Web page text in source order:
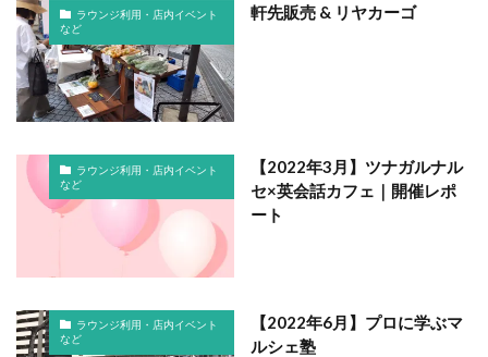
ラウンジ利用・店内イベント
など
軒先販売 & リヤカーゴ
ラウンジ利用・店内イベント
など
【2022年3月】ツナガルナル
セ×英会話カフェ｜開催レポ
ート
ラウンジ利用・店内イベント
など
【2022年6月】プロに学ぶマ
ルシェ塾